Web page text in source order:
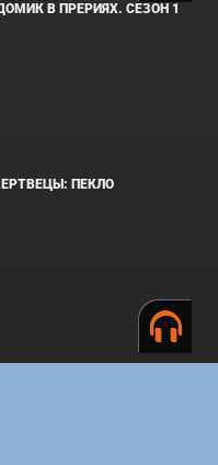
В ПРЕРИЯХ. СЕЗОН 1
ПЕКЛО